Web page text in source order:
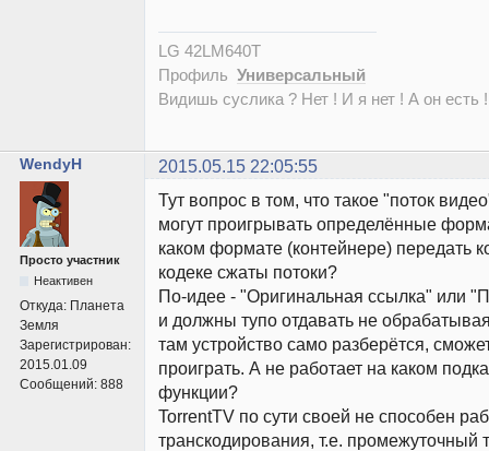
LG 42LM640T
Профиль Универсальный
Видишь суслика ? Нет ! И я нет ! А он есть
WendyH 2015.05.15 22:05:55
Просто участник
Неактивен
Откуда: Планета
Земля
Зарегистрирован:
2015.01.09
Сообщений: 888
Тут вопрос в том, что такое "поток
могут проигрывать определённые
каком формате (контейнере) передать
кодеке сжаты потоки?
По-идее - "Оригинальная ссылка" или
и должны тупо отдавать не
там устройство само разберётся,
проиграть. А не работает на каком
функции?
TorrentTV по сути своей не способен
транскодирования, т.е. промежуточный